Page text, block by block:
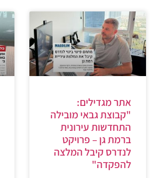
אתר מגדילים:
"קבוצת גבאי מובילה
התחדשות עירונית
ברמת גן – פרויקט
לנדרס קיבל המלצה
להפקדה"